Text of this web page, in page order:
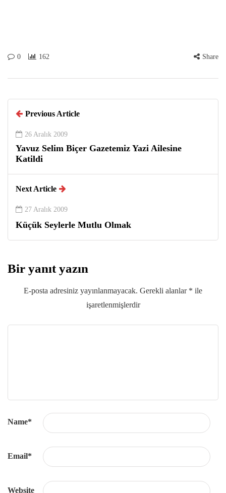
0 162 Share
Previous Article
26 Aralık 2009
Yavuz Selim Biçer Gazetemiz Yazi Ailesine
Katildi
Next Article
27 Aralık 2009
Küçük Seylerle Mutlu Olmak
Bir yanıt yazın
E-posta adresiniz yayınlanmayacak. Gerekli alanlar * ile
işaretlenmişlerdir
Name*
Email*
Website